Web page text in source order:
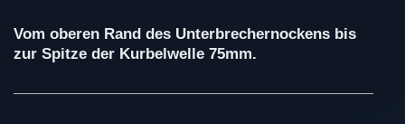
Vom oberen Rand des Unterbrechernockens bis
zur Spitze der Kurbelwelle 75mm.